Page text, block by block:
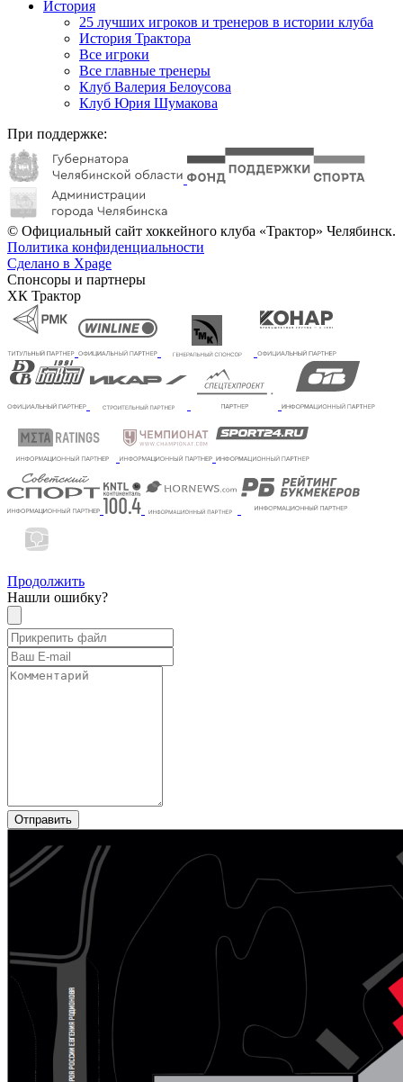
История
25 лучших игроков и тренеров в истории клуба
История Трактора
Все игроки
Все главные тренеры
Клуб Валерия Белоусова
Клуб Юрия Шумакова
При поддержке:
© Официальный сайт хоккейного клуба «Трактор» Челябинск.
Политика конфиденциальности
Сделано в Xpage
Спонсоры и партнеры
ХК Трактор
Продолжить
Нашли ошибку?